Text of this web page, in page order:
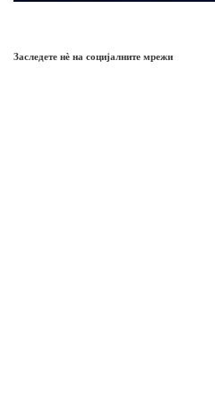
Заследете нѐ на социјалните мрежи